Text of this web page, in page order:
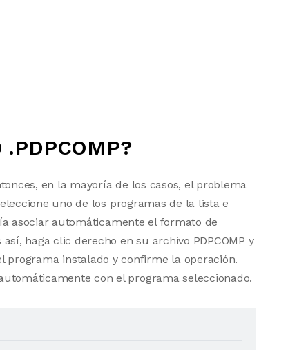
.PDPCOMP?
en la mayoría de los casos, el problema
uno de los programas de la lista e
asociar automáticamente el formato de
haga clic derecho en su archivo PDPCOMP y
programa instalado y confirme la operación.
con el programa seleccionado.